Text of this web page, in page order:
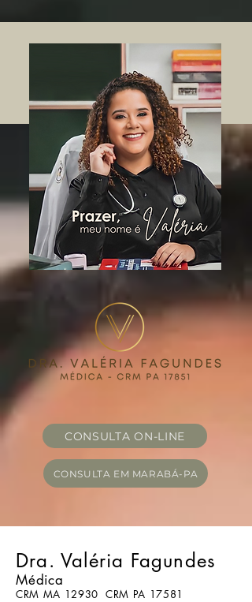
CONSULTA ON-LINE
CONSULTA EM MARABÁ-PA
Dra. Valéria Fagundes
Médica
CRM MA 12930 CRM PA 17581